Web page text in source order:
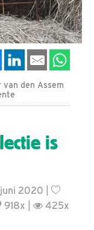
den Assem
is
2020 |
918x | 425x